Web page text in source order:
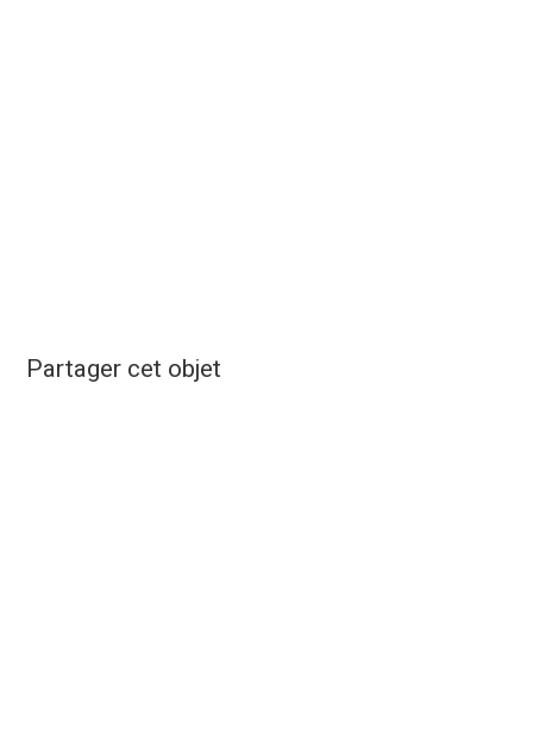
Partager cet objet